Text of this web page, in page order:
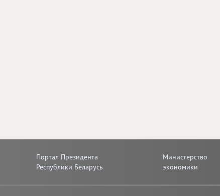
Портал Президента
Республики Беларусь
Министерство
экономики